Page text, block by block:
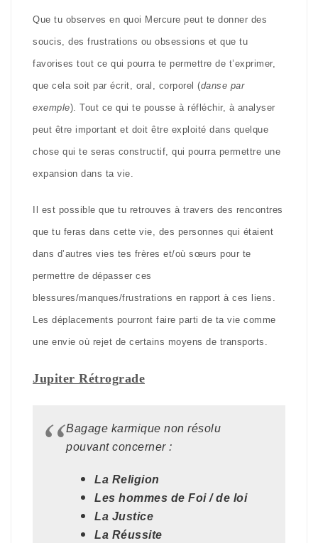
Que tu observes en quoi Mercure peut te donner des
soucis, des frustrations ou obsessions et que tu
favorises tout ce qui pourra te permettre de t’exprimer,
que cela soit par écrit, oral, corporel (danse par
exemple). Tout ce qui te pousse à réfléchir, à analyser
peut être important et doit être exploité dans quelque
chose qui te seras constructif, qui pourra permettre une
expansion dans ta vie.
Il est possible que tu retrouves à travers des rencontres
que tu feras dans cette vie, des personnes qui étaient
dans d’autres vies tes frères et/où sœurs pour te
permettre de dépasser ces
blessures/manques/frustrations en rapport à ces liens.
Les déplacements pourront faire parti de ta vie comme
une envie où rejet de certains moyens de transports.
Jupiter Rétrograde
Bagage karmique non résolu
pouvant concerner :
La Religion
Les hommes de Foi / de loi
La Justice
La Réussite